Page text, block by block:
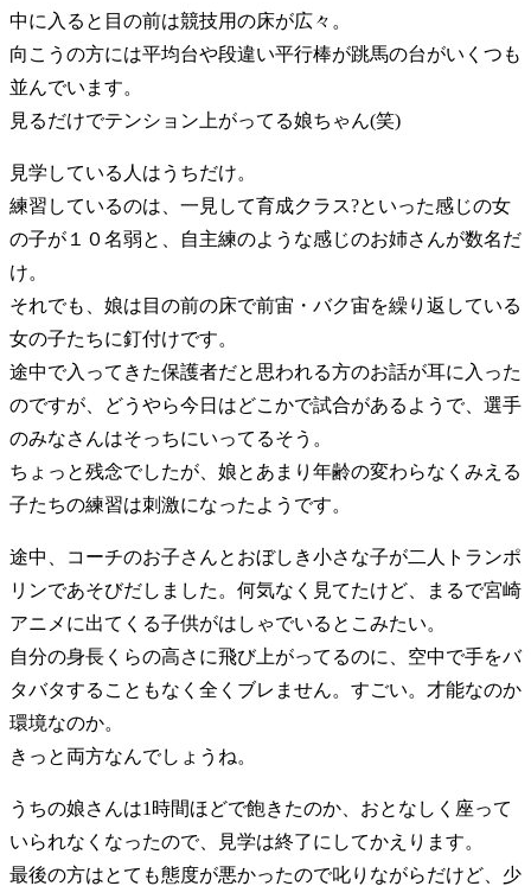
中に入ると目の前は競技用の床が広々。
向こうの方には平均台や段違い平行棒が跳馬の台がいくつも
並んでいます。
見るだけでテンション上がってる娘ちゃん(笑)
見学している人はうちだけ。
練習しているのは、一見して育成クラス?といった感じの女
の子が１０名弱と、自主練のような感じのお姉さんが数名だ
け。
それでも、娘は目の前の床で前宙・バク宙を繰り返している
女の子たちに釘付けです。
途中で入ってきた保護者だと思われる方のお話が耳に入った
のですが、どうやら今日はどこかで試合があるようで、選手
のみなさんはそっちにいってるそう。
ちょっと残念でしたが、娘とあまり年齢の変わらなくみえる
子たちの練習は刺激になったようです。
途中、コーチのお子さんとおぼしき小さな子が二人トランポ
リンであそびだしました。何気なく見てたけど、まるで宮崎
アニメに出てくる子供がはしゃでいるとこみたい。
自分の身長くらの高さに飛び上がってるのに、空中で手をバ
タバタすることもなく全くブレません。すごい。才能なのか
環境なのか。
きっと両方なんでしょうね。
うちの娘さんは1時間ほどで飽きたのか、おとなしく座って
いられなくなったので、見学は終了にしてかえります。
最後の方はとても態度が悪かったので叱りながらだけど、少